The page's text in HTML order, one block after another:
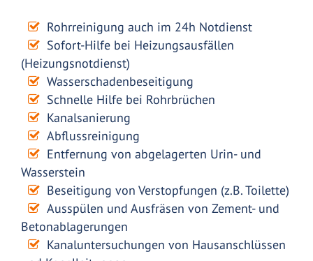
Rohrreinigung auch im 24h Notdienst
Sofort-Hilfe bei Heizungsausfällen
(Heizungsnotdienst)
Wasserschadenbeseitigung
Schnelle Hilfe bei Rohrbrüchen
Kanalsanierung
Abflussreinigung
Entfernung von abgelagerten Urin- und
Wasserstein
Beseitigung von Verstopfungen (z.B. Toilette)
Ausspülen und Ausfräsen von Zement- und
Betonablagerungen
Kanaluntersuchungen von Hausanschlüssen